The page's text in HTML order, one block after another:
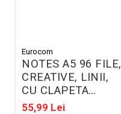
Eurocom
NOTES A5 96 FILE,
CREATIVE, LINII,
CU CLAPETA
778062
55,99 Lei